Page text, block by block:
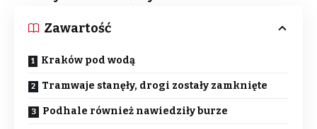
Zawartość
Kraków pod wodą
Tramwaje stanęły, drogi zostały zamknięte
Podhale również nawiedziły burze